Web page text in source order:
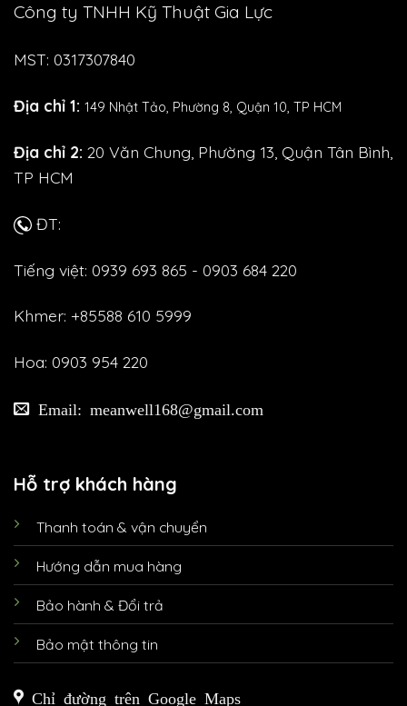
Công ty TNHH Kỹ Thuật Gia Lực
MST: 0317307840
Địa chỉ 1: 149 Nhật Tảo, Phường 8, Quận 10, TP HCM
Địa chỉ 2: 20 Văn Chung, Phường 13, Quận Tân Bình,
TP HCM
ĐT:
Tiếng việt: 0939 693 865 - 0903 684 220
Khmer: +85588 610 5999
Hoa: 0903 954 220
Email: meanwell168@gmail.com
Hỗ trợ khách hàng
Thanh toán & vận chuyển
Hướng dẫn mua hàng
Bảo hành & Đổi trả
Bảo mật thông tin
Chỉ đường trên Google Maps